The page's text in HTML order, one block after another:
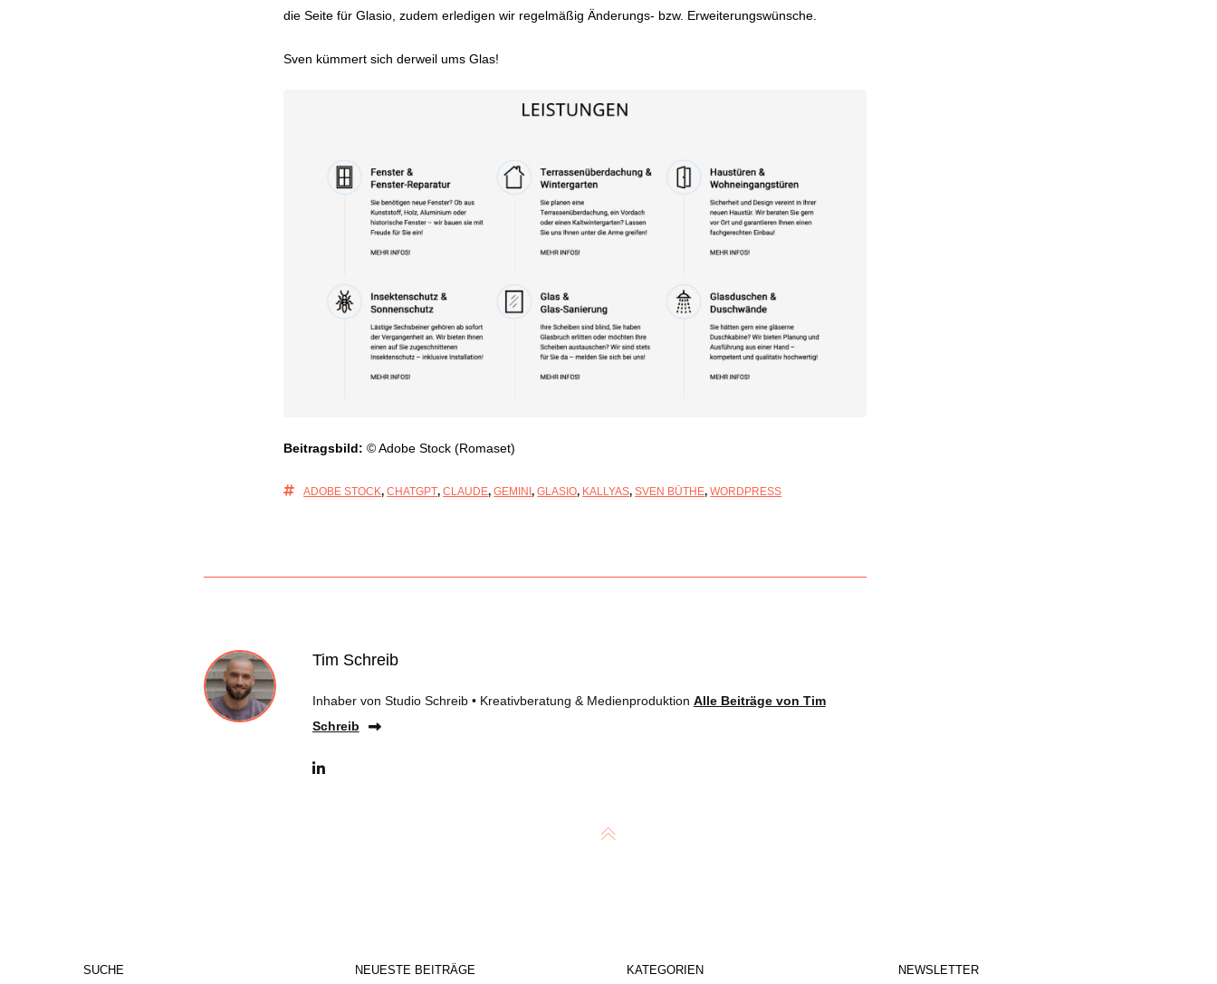
die Seite für Glasio, zudem erledigen wir regelmäßig Änderungs- bzw. Erweiterungswünsche.
Sven kümmert sich derweil ums Glas!
Beitragsbild: © Adobe Stock (Romaset)
ADOBE STOCK,CHATGPT,CLAUDE,GEMINI,GLASIO, KALLYAS,SVEN BÜTHE,WORDPRESS
Tim Schreib
Inhaber von Studio Schreib • Kreativberatung & Medienproduktion Alle Beiträge von Tim
Schreib
SUCHE NEUESTE BEITRÄGE KATEGORIEN NEWSLETTER